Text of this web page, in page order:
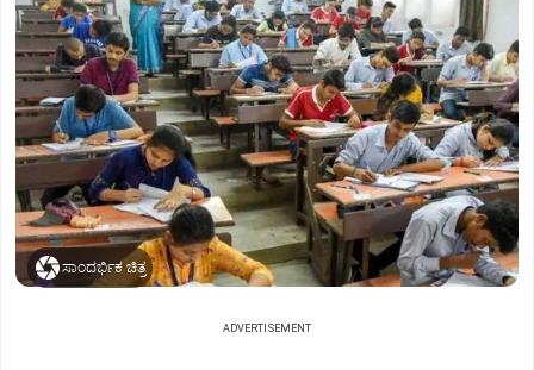
ಸಾಂದರ್ಭಿಕ ಚಿತ್ರ
ADVERTISEMENT